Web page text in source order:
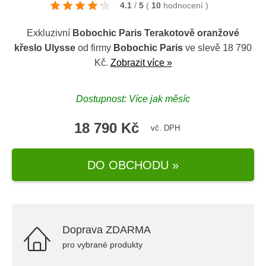
4.1 / 5 ( 10 hodnocení )
Exkluzivní Bobochic Paris Terakotově oranžové
křeslo Ulysse od firmy Bobochic Paris ve slevě 18 790
Kč. Zobrazit více »
Dostupnost: Více jak měsíc
18 790 Kč vč. DPH
DO OBCHODU »
Doprava ZDARMA
pro vybrané produkty